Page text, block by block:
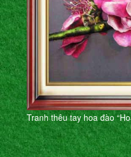
Tranh thêu tay hoa đào